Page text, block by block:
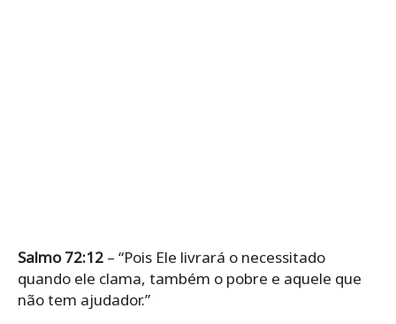
Salmo 72:12 – “Pois Ele livrará o necessitado
quando ele clama, também o pobre e aquele que
não tem ajudador.”